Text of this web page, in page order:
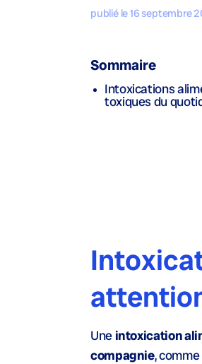
publié le 16 septembre
Sommaire
Intoxications
toxiques du
Une intoxication
compagnie,